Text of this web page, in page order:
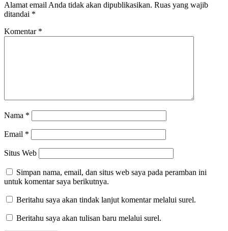
Alamat email Anda tidak akan dipublikasikan. Ruas yang wajib
ditandai *
Komentar *
Nama *
Email *
Situs Web
Simpan nama, email, dan situs web saya pada peramban ini
untuk komentar saya berikutnya.
Beritahu saya akan tindak lanjut komentar melalui surel.
Beritahu saya akan tulisan baru melalui surel.